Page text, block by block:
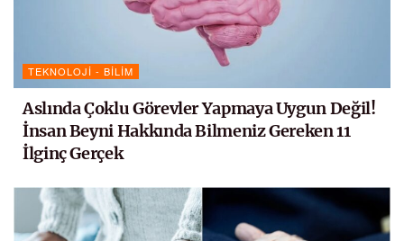
TEKNOLOJI - BILIM
Aslında Çoklu Görevler Yapmaya Uygun Değil!
İnsan Beyni Hakkında Bilmeniz Gereken 11
İlginç Gerçek